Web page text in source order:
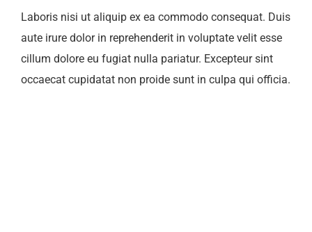
Laboris nisi ut aliquip ex ea commodo consequat. Duis
aute irure dolor in reprehenderit in voluptate velit esse
cillum dolore eu fugiat nulla pariatur. Excepteur sint
occaecat cupidatat non proide sunt in culpa qui officia.